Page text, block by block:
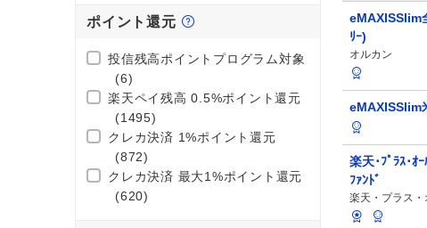
ポイント還元
投信残高ポイントプログラム対象
(6)
楽天ペイ残高 0.5%ポイント還元
(1495)
クレカ決済 1%ポイント還元
(872)
クレカ決済 最大1%ポイント還元
(620)
eMAXISSlim
ﾘｰ)
オルカン
eMAXISSlim
楽天･ﾌﾟﾗｽ･ｵｰ
ﾌｧﾝﾄﾞ
楽天・プラス